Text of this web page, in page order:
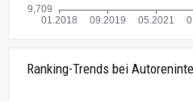
Ranking-Trends bei